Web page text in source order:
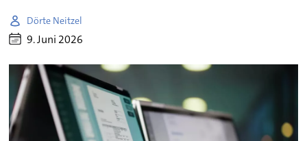
Dörte Neitzel
9. Juni 2026